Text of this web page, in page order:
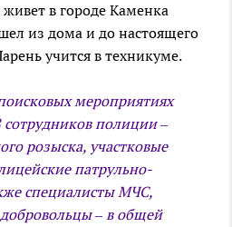
в городе Каменка
из дома и до настоящего
учится в техникуме.
мероприятиях
полиции –
розыска, участковые
патрульно-
специалисты МЧС,
– в общей